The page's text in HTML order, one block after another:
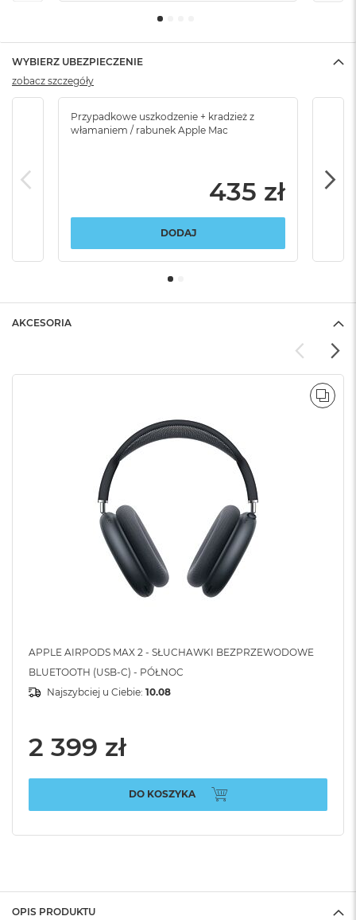
WYBIERZ UBEZPIECZENIE
Przypadkowe uszkodzenie + kradzież z
włamaniem / rabunek Apple Mac
435 zł
DODAJ
zobacz szczegóły
AKCESORIA
APPLE AIRPODS MAX 2 - SŁUCHAWKI BEZPRZEWODOWE
BLUETOOTH (USB-C) - PÓŁNOC
Najszybciej u Ciebie: 10.08
2 399 zł
DO KOSZYKA
OPIS PRODUKTU